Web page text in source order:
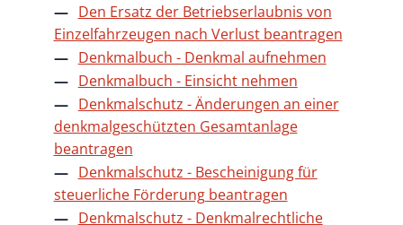
Den Ersatz der Betriebserlaubnis von
Einzelfahrzeugen nach Verlust beantragen
Denkmalbuch - Denkmal aufnehmen
Denkmalbuch - Einsicht nehmen
Denkmalschutz - Änderungen an einer
denkmalgeschützten Gesamtanlage
beantragen
Denkmalschutz - Bescheinigung für
steuerliche Förderung beantragen
Denkmalschutz - Denkmalrechtliche